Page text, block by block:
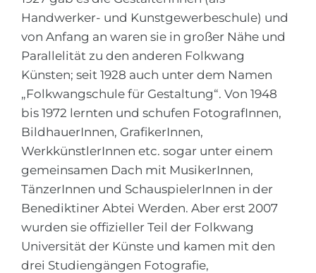
Города
ПРОФЕССИИ
Профессии
Специальности
Примеры вакансий
КАРЬЕРНОЕ ОРИЕНТИРОВАНИЕ
Тест Голланда
Тест Карта Интересов
Тест RIASEC
Успехна
Медицина
Инженерия
Менеджмент
Другая специальность
Россия
Украина
Казахстан
Handwerker- und Kunstgewerbeschule) und
von Anfang an waren sie in großer Nähe und
Parallelität zu den anderen Folkwang
Künsten; seit 1928 auch unter dem Namen
„Folkwangschule für Gestaltung“. Von 1948
bis 1972 lernten und schufen FotografInnen,
BildhauerInnen, GrafikerInnen,
WerkkünstlerInnen etc. sogar unter einem
gemeinsamen Dach mit MusikerInnen,
TänzerInnen und SchauspielerInnen in der
Benediktiner Abtei Werden. Aber erst 2007
wurden sie offizieller Teil der Folkwang
Universität der Künste und kamen mit den
drei Studiengängen Fotografie,